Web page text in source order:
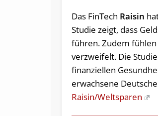
Das FinTech Raisin
Studie zeigt, dass
führen. Zudem
verzweifelt. Die
finanziellen
erwachsene
Raisin/Weltsparen